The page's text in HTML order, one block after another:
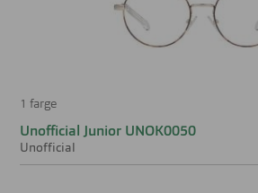
1 farge
Unofficial Junior UNOK0050
Unofficial